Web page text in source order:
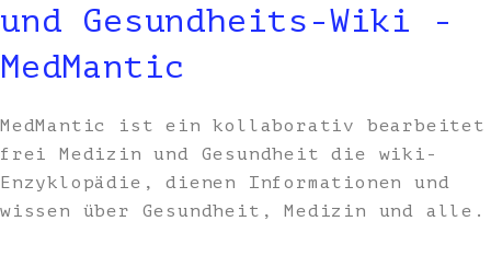
und Gesundheits-Wiki -
MedMantic
MedMantic ist ein kollaborativ bearbeitet
frei Medizin und Gesundheit die wiki-
Enzyklopädie, dienen Informationen und
wissen über Gesundheit, Medizin und alle.